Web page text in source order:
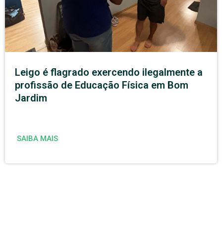
Leigo é flagrado exercendo ilegalmente a
profissão de Educação Física em Bom
Jardim
SAIBA MAIS